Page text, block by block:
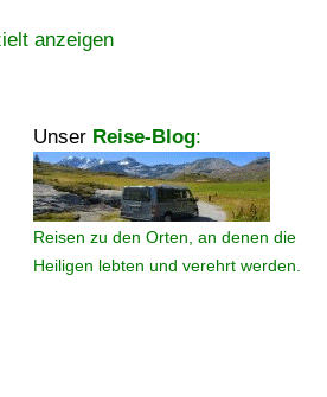
anzeigen
Unser Reise-Blog:
Reisen zu den Orten, an denen die
Heiligen lebten und verehrt werden.